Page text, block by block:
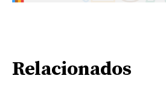
Relacionados